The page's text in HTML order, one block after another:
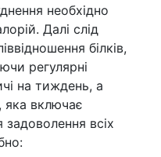
необхідно
Далі слід
білків,
регулярні
на тиждень, а
яка включає
всіх